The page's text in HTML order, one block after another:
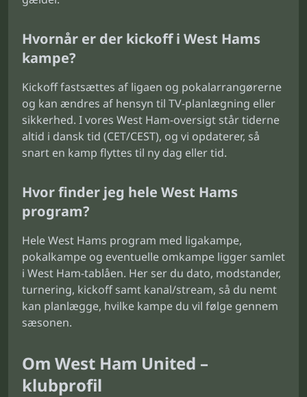
Hvornår er der kickoff i West Hams
kampe?
Kickoff fastsættes af ligaen og pokalarrangørerne
og kan ændres af hensyn til TV-planlægning eller
sikkerhed. I vores West Ham-oversigt står tiderne
altid i dansk tid (CET/CEST), og vi opdaterer, så
snart en kamp flyttes til ny dag eller tid.
Hvor finder jeg hele West Hams
program?
Hele West Hams program med ligakampe,
pokalkampe og eventuelle omkampe ligger samlet
i West Ham-tablåen. Her ser du dato, modstander,
turnering, kickoff samt kanal/stream, så du nemt
kan planlægge, hvilke kampe du vil følge gennem
sæsonen.
Om West Ham United –
klubprofil